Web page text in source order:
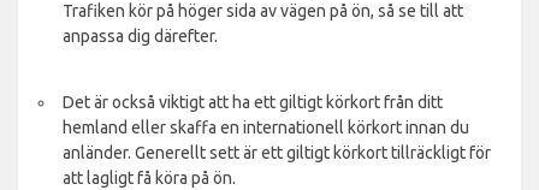
Trafiken kör på höger sida av vägen på ön, så se till att
anpassa dig därefter.
Det är också viktigt att ha ett giltigt körkort från ditt
hemland eller skaffa en internationell körkort innan du
anländer. Generellt sett är ett giltigt körkort tillräckligt för
att lagligt få köra på ön.